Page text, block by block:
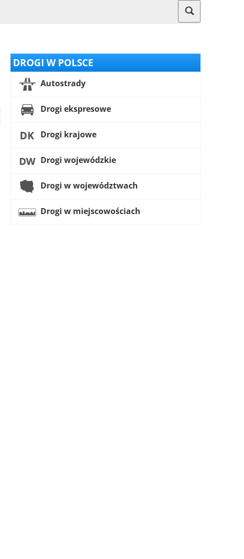
DROGI W POLSCE
Autostrady
Drogi ekspresowe
Drogi krajowe
Drogi wojewódzkie
Drogi w województwach
Drogi w miejscowościach